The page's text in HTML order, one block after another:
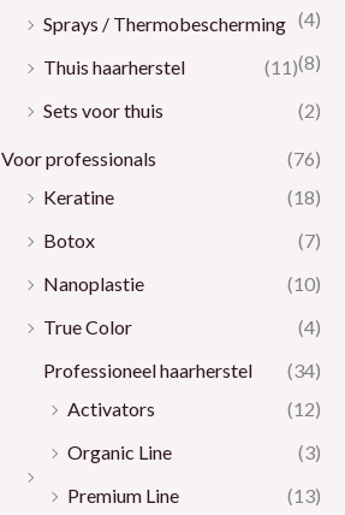
(4)
Sprays / Thermobescherming
(8)
Thuis haarherstel
(11)
Sets voor thuis
(2)
Voor professionals
(76)
Keratine
(18)
Botox
(7)
Nanoplastie
(10)
True Color
(4)
Professioneel haarherstel
(34)
Activators
(12)
Organic Line
(3)
Premium Line
(13)